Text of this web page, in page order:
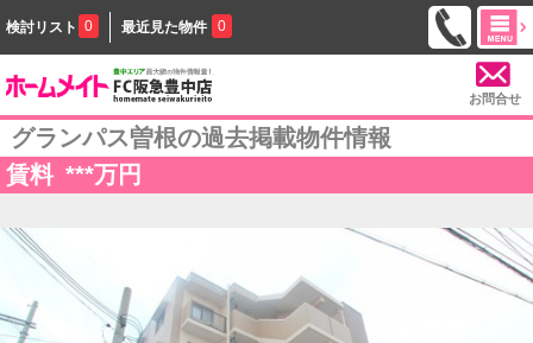
検討リスト 0 最近見た物件 0
お問合せ
グランパス曽根の過去掲載物件情報
賃料 ***万円